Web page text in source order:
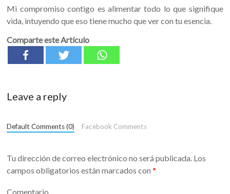
Mi compromiso contigo es alimentar todo lo que signifique
vida, intuyendo que eso tiene mucho que ver con tu esencia.
Comparte este Artículo
Leave a reply
Default Comments (0) Facebook Comments
Tu dirección de correo electrónico no será publicada. Los
campos obligatorios están marcados con*
Comentario